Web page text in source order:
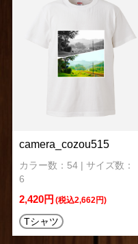
camera_cozou515
カラー数：54 | サイズ数：
6
2,420円 (税込2,662円)
Tシャツ